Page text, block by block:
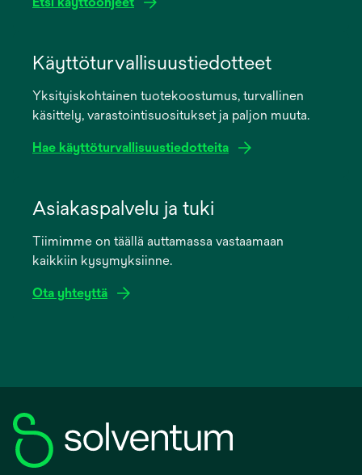
new
Käyttöturvallisuustiedotteet
Yksityiskohtainen tuotekoostumus, turvallinen
käsittely, varastointisuositukset ja paljon muuta.
Hae käyttöturvallisuustiedotteita
new
Asiakaspalvelu ja tuki
Tiimimme on täällä auttamassa vastaamaan
kaikkiin kysymyksiinne.
Ota yhteyttä